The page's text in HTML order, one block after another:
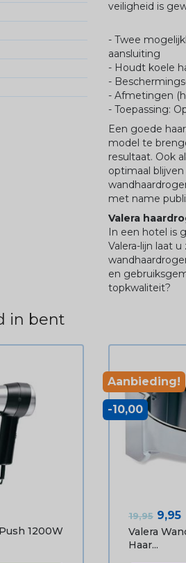
veiligheid is
- Twee
aansluiting
- Houdt koele
-
- Afmetingen
- Toepassing:
Een goede
model te
resultaat. Ook
optimaal
met name
Valera
In een hotel is
Valera-lijn laat
en
topkwaliteit?
in bent
1200W
Normale
19,95 Prijs
9,95
Valera
Haar...
Aanbieding!
-10,00